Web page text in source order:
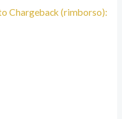
Chargeback (rimborso):